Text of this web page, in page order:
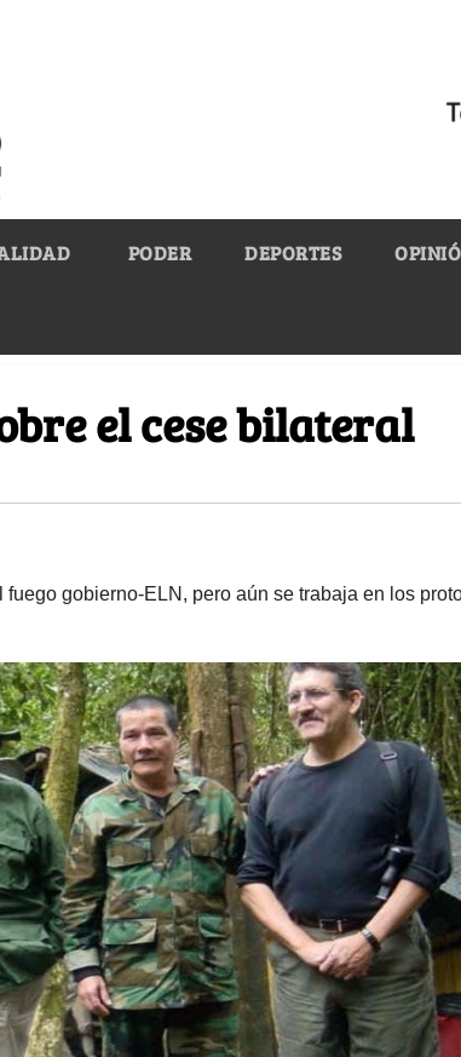
PODER DEPORTES
el cese bilateral
gobierno-ELN, pero aún se trabaja en los